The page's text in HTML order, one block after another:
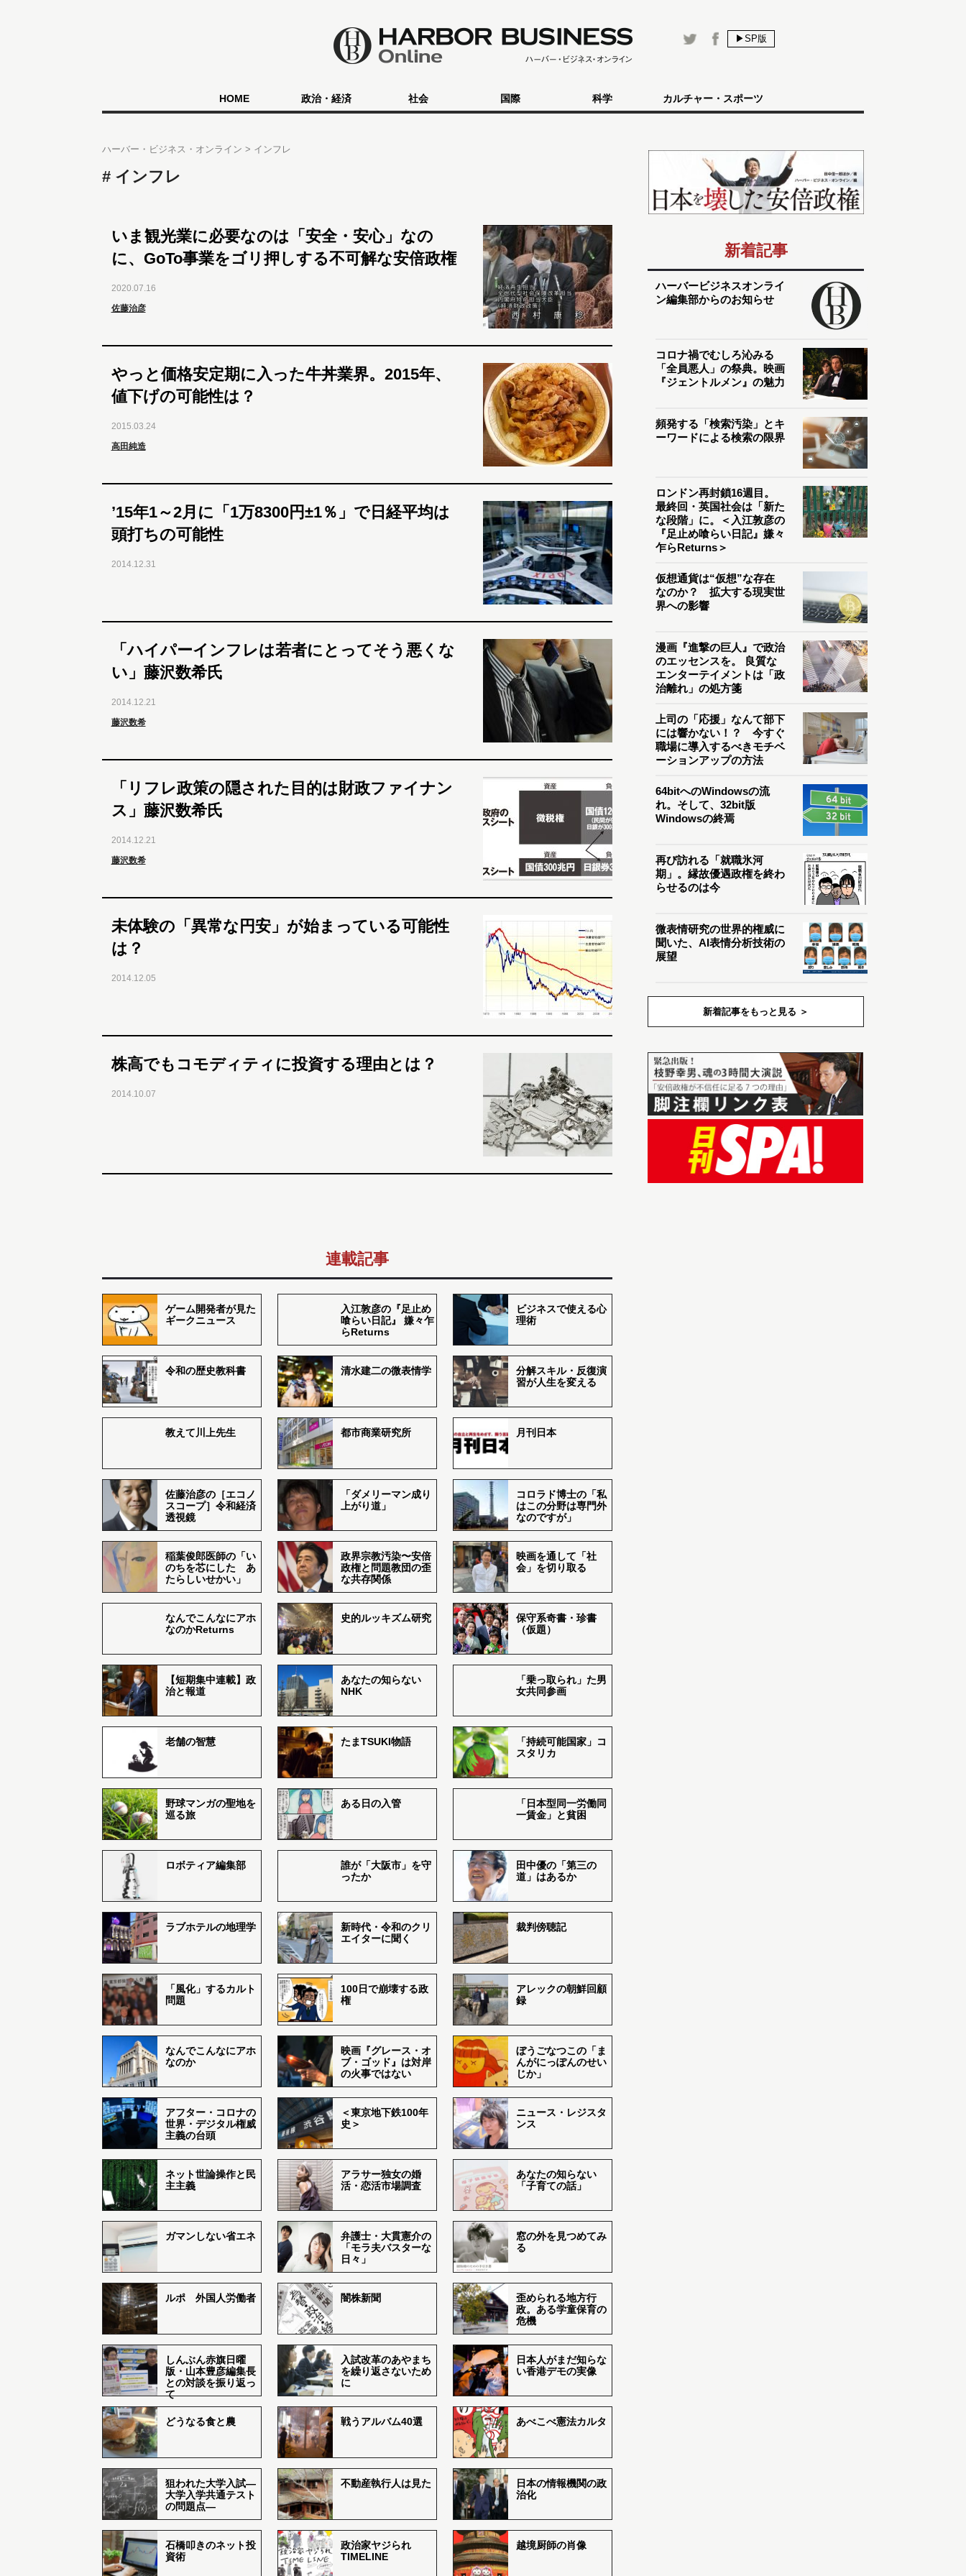
▶SP版
HOME 政治・経済 社会 国際 科学 カルチャー・スポーツ
ハーバー・ビジネス・オンライン インフレ
インフレ
いま観光業に必要なのは「安全・安心」なの
に、GoTo事業をゴリ押しする不可解な安倍政権
2020.07.16
佐藤治彦
やっと価格安定期に入った牛丼業界。2015年、
値下げの可能性は？
2015.03.24
高田純造
’15年1～2月に「1万8300円±1％」で日経平均は
頭打ちの可能性
2014.12.31
「ハイパーインフレは若者にとってそう悪くな
い」藤沢数希氏
2014.12.21
藤沢数希
「リフレ政策の隠された目的は財政ファイナン
ス」藤沢数希氏
2014.12.21
藤沢数希
未体験の「異常な円安」が始まっている可能性
は？
2014.12.05
株高でもコモディティに投資する理由とは？
2014.10.07
連載記事
ゲーム開発者が見た
ギークニュース
入江敦彦の『足止め
喰らい日記』 嫌々乍
らReturns
ビジネスで使える心
理術
令和の歴史教科書 清水建二の微表情学
分解スキル・反復演
習が人生を変える
教えて川上先生 都市商業研究所 月刊日本
佐藤治彦の［エコノ
スコープ］令和経済
透視鏡
「ダメリーマン成り
上がり道」
コロラド博士の「私
はこの分野は専門外
なのですが」
稲葉俊郎医師の「い
のちを芯にした あ
たらしいせかい」
政界宗教汚染〜安倍
政権と問題教団の歪
な共存関係
映画を通して「社
会」を切り取る
なんでこんなにアホ
なのかReturns
史的ルッキズム研究
保守系奇書・珍書
（仮題）
【短期集中連載】政
治と報道
あなたの知らない
NHK
「乗っ取られ」た男
女共同参画
老舗の智慧 たまTSUKI物語
「持続可能国家」コ
スタリカ
野球マンガの聖地を
巡る旅
ある日の入管
「日本型同一労働同
一賃金」と貧困
ロボティア編集部
誰が「大阪市」を守
ったか
田中優の「第三の
道」はあるか
ラブホテルの地理学
新時代・令和のクリ
エイターに聞く
裁判傍聴記
「風化」するカルト
問題
100日で崩壊する政
権
アレックの朝鮮回顧
録
なんでこんなにアホ
なのか
映画『グレース・オ
ブ・ゴッド』は対岸
の火事ではない
ぼうごなつこの「ま
んがにっぽんのせい
じか」
アフター・コロナの
世界・デジタル権威
主義の台頭
＜東京地下鉄100年
史＞
ニュース・レジスタ
ンス
ネット世論操作と民
主主義
アラサー独女の婚
活・恋活市場調査
あなたの知らない
「子育ての話」
ガマンしない省エネ
弁護士・大貫憲介の
「モラ夫バスターな
日々」
窓の外を見つめてみ
る
ルポ 外国人労働者 闇株新聞
歪められる地方行
政。ある学童保育の
危機
しんぶん赤旗日曜
版・山本豊彦編集長
との対談を振り返っ
て
入試改革のあやまち
を繰り返さないため
に
日本人がまだ知らな
い香港デモの実像
どうなる食と農 戦うアルバム40選 あべこべ憲法カルタ
狙われた大学入試―
大学入学共通テスト
の問題点―
不動産執行人は見た
日本の情報機関の政
治化
石橋叩きのネット投
資術
政治家ヤジられ
TIMELINE
越境厨師の肖像
新着記事
ハーバービジネスオンライ
ン編集部からのお知らせ
コロナ禍でむしろ沁みる
「全員悪人」の祭典。映画
『ジェントルメン』の魅力
頻発する「検索汚染」とキ
ーワードによる検索の限界
ロンドン再封鎖16週目。
最終回・英国社会は「新た
な段階」に。＜入江敦彦の
『足止め喰らい日記』嫌々
乍らReturns＞
仮想通貨は“仮想”な存在
なのか？ 拡大する現実世
界への影響
漫画『進撃の巨人』で政治
のエッセンスを。 良質な
エンターテイメントは「政
治離れ」の処方箋
上司の「応援」なんて部下
には響かない！？ 今すぐ
職場に導入するべきモチベ
ーションアップの方法
64bitへのWindowsの流
れ。そして、32bit版
Windowsの終焉
再び訪れる「就職氷河
期」。縁故優遇政権を終わ
らせるのは今
微表情研究の世界的権威に
聞いた、AI表情分析技術の
展望
新着記事をもっと見る